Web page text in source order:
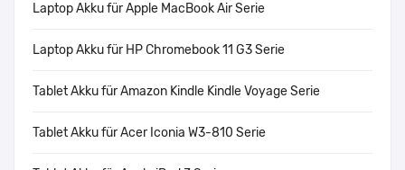
Laptop Akku für Apple MacBook Air Serie
Laptop Akku für HP Chromebook 11 G3 Serie
Tablet Akku für Amazon Kindle Kindle Voyage Serie
Tablet Akku für Acer Iconia W3-810 Serie